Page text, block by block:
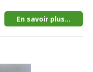
En savoir plus...